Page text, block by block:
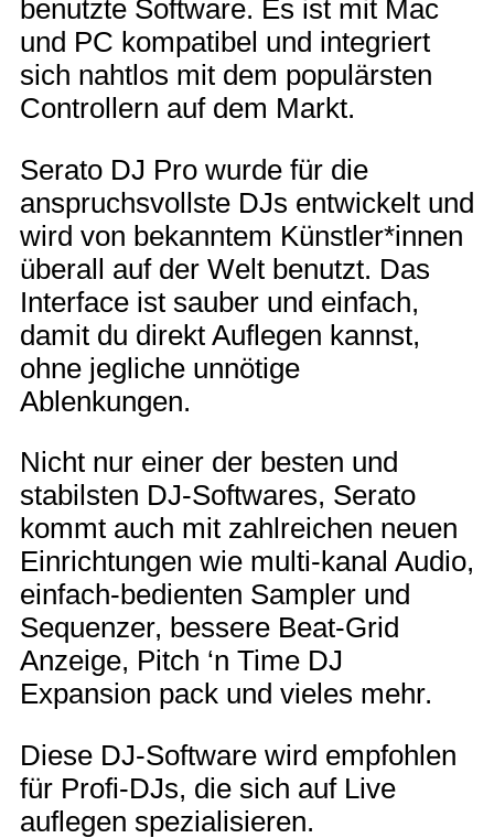
benutzte Software. Es ist mit Mac
und PC kompatibel und integriert
sich nahtlos mit dem populärsten
Controllern auf dem Markt.
Serato DJ Pro wurde für die
anspruchsvollste DJs entwickelt und
wird von bekanntem Künstler*innen
überall auf der Welt benutzt. Das
Interface ist sauber und einfach,
damit du direkt Auflegen kannst,
ohne jegliche unnötige
Ablenkungen.
Nicht nur einer der besten und
stabilsten DJ-Softwares, Serato
kommt auch mit zahlreichen neuen
Einrichtungen wie multi-kanal Audio,
einfach-bedienten Sampler und
Sequenzer, bessere Beat-Grid
Anzeige, Pitch ‘n Time DJ
Expansion pack und vieles mehr.
Diese DJ-Software wird empfohlen
für Profi-DJs, die sich auf Live
auflegen spezialisieren.